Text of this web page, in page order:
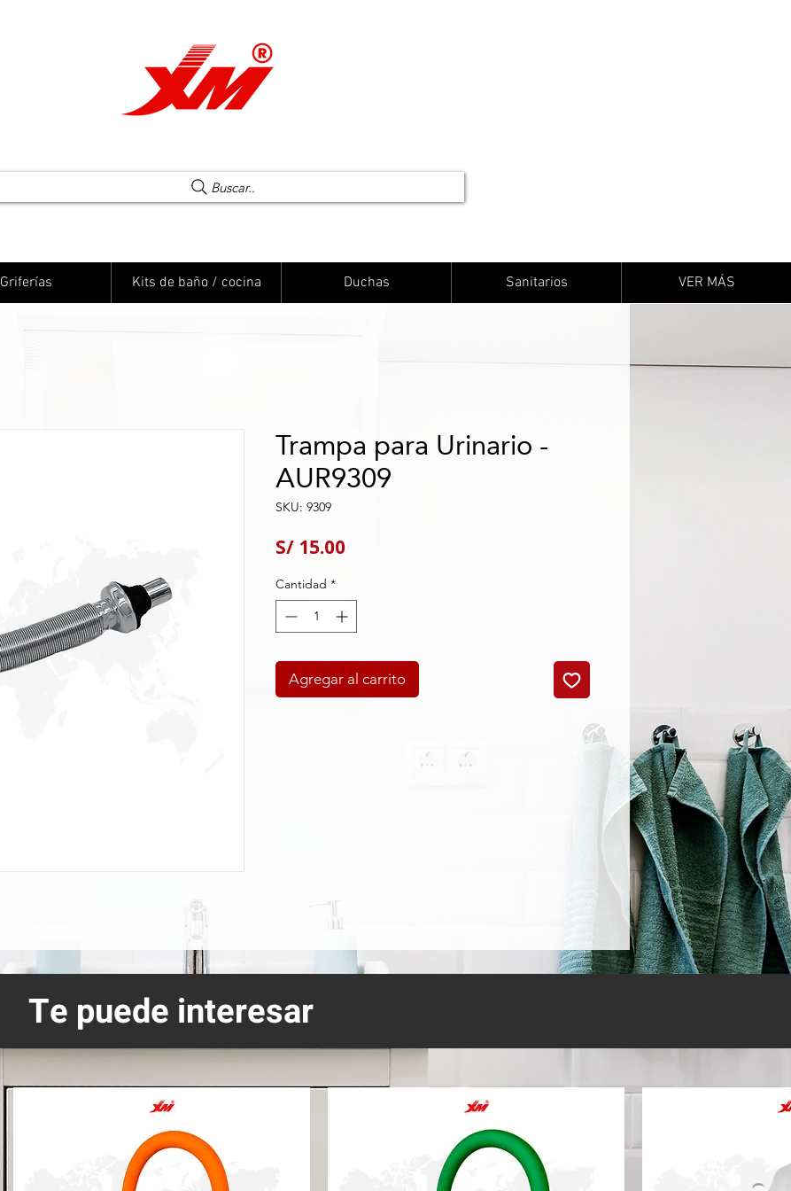
Buscar..
Griferías Kits de baño / cocina Duchas Sanitarios VER MÁS
Trampa para Urinario -
AUR9309
SKU: 9309
S/ 15.00Precio
Cantidad *
Agregar al carrito
Te puede interesar